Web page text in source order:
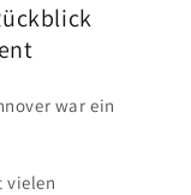
war ein
vielen